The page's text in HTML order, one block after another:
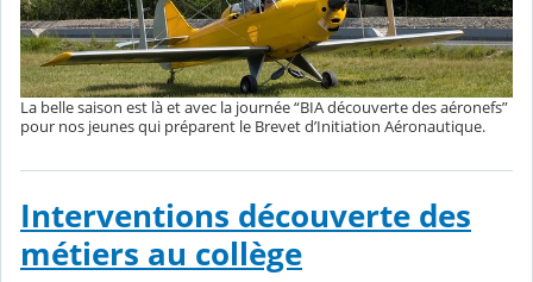
La belle saison est là et avec la journée “BIA découverte des aéronefs”
pour nos jeunes qui préparent le Brevet d’Initiation Aéronautique.
Interventions découverte des
métiers au collège